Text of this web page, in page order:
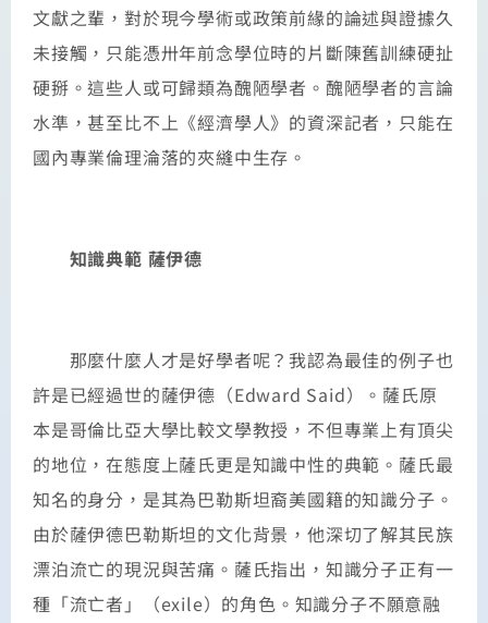
文獻之輩，對於現今學術或政策前緣的論述與證據久
未接觸，只能憑卅年前念學位時的片斷陳舊訓練硬扯
硬掰。這些人或可歸類為醜陋學者。醜陋學者的言論
水準，甚至比不上《經濟學人》的資深記者，只能在
國內專業倫理淪落的夾縫中生存。
知識典範 薩伊德
那麼什麼人才是好學者呢？我認為最佳的例子也
許是已經過世的薩伊德（Edward Said）。薩氏原
本是哥倫比亞大學比較文學教授，不但專業上有頂尖
的地位，在態度上薩氏更是知識中性的典範。薩氏最
知名的身分，是其為巴勒斯坦裔美國籍的知識分子。
由於薩伊德巴勒斯坦的文化背景，他深切了解其民族
漂泊流亡的現況與苦痛。薩氏指出，知識分子正有一
種「流亡者」（exile）的角色。知識分子不願意融